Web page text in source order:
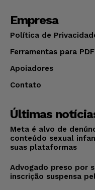
Empresa
Política de
Ferramentas para PDF
Apoiadores
Contato
Últimas
Meta é alvo de
conteúdo sexual
suas plataformas
Advogado preso por
inscrição suspensa